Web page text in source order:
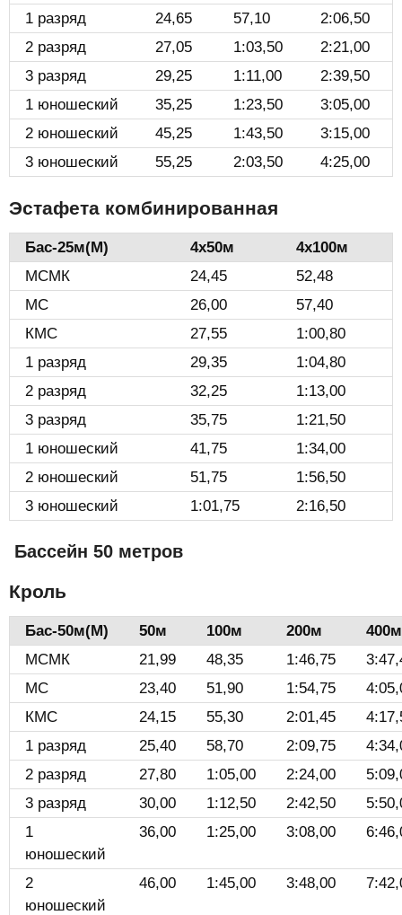
1 разряд
24,65 57,10
2:06,50
2 разряд
27,05 1:03,50
2:21,00
3 разряд
29,25 1:11,00
2:39,50
1 юношеский
35,25 1:23,50
3:05,00
2 юношеский
45,25 1:43,50
3:15,00
3 юношеский
55,25 2:03,50 4:25,00
Эстафета комбинированная
Бас-25м(М)️ 4х50м
4х100м
МСМК
24,45
52,48
МС
26,00
57,40
КМС
27,55
1:00,80
1 разряд
29,35
1:04,80
2 разряд
32,25
1:13,00
3 разряд
35,75
1:21,50
1 юношеский
41,75
1:34,00
2 юношеский
51,75
1:56,50
3 юношеский
1:01,75 2:16,50
Бассейн 50 метров
Кроль
Бас-50м(М)️ 50м 100м 200м
400м
МСМК
21,99 48,35 1:46,75
МС
23,40 51,90 1:54,75
КМС
24,15 55,30 2:01,45
1 разряд
25,40 58,70 2:09,75
2 разряд
27,80 1:05,00 2:24,00
3 разряд
30,00 1:12,50 2:42,50
1
юношеский
36,00 1:25,00 3:08,00
2
юношеский
46,00 1:45,00 3:48,00